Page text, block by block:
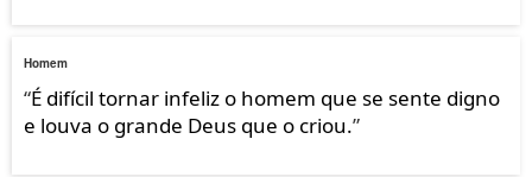
Homem
“É difícil tornar infeliz o homem que se sente digno
e louva o grande Deus que o criou.”